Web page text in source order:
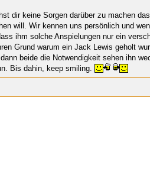
dir keine Sorgen darüber zu machen
will. Wir kennen uns persönlich und
ihm solche Anspielungen nur ein
Grund warum ein Jack Lewis geholt
beide die Notwendigkeit sehen ihn
Bis dahin, keep smiling.